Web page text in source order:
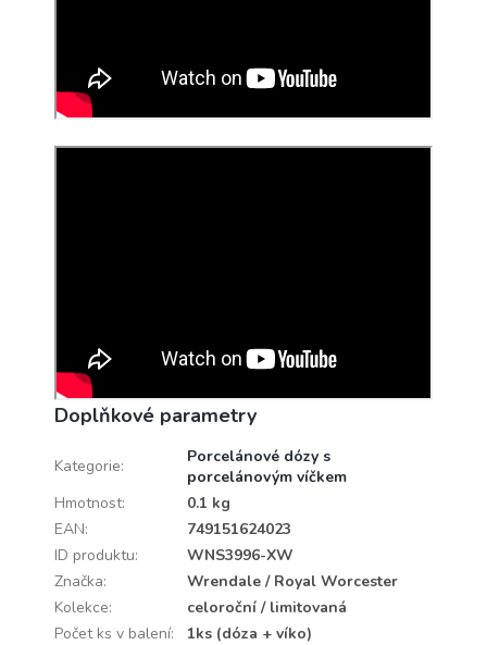
Doplňkové parametry
Kategorie:
Porcelánové dózy s
porcelánovým víčkem
Hmotnost:
0.1 kg
EAN:
749151624023
ID produktu:
WNS3996-XW
Značka:
Wrendale / Royal Worcester
Kolekce:
celoroční / limitovaná
Počet ks v balení:
1ks (dóza + víko)